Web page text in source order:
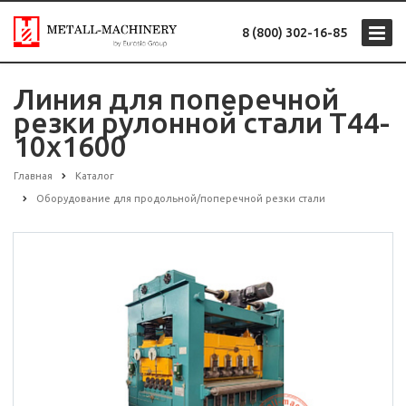
8 (800) 302-16-85
Линия для поперечной
резки рулонной стали T44-
10x1600
Главная Каталог
Оборудование для продольной/поперечной резки стали